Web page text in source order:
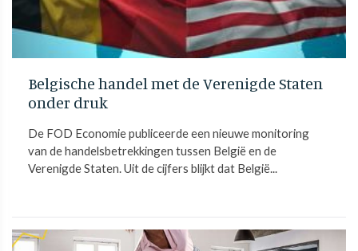
Belgische handel met de Verenigde Staten
onder druk
De FOD Economie publiceerde een nieuwe monitoring
van de handelsbetrekkingen tussen België en de
Verenigde Staten. Uit de cijfers blijkt dat België...